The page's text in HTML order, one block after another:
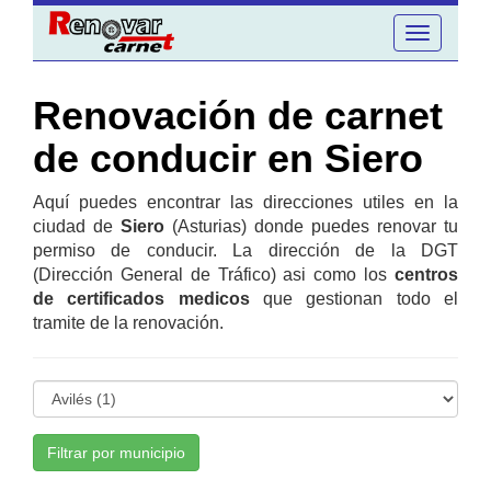
Toggle
navigation
Renovación de carnet
de conducir en Siero
Aquí puedes encontrar las direcciones utiles en la
ciudad de Siero (Asturias) donde puedes renovar tu
permiso de conducir. La dirección de la DGT
(Dirección General de Tráfico) asi como los centros
de certificados medicosque gestionan todo el
tramite de la renovación.
Filtrar por municipio